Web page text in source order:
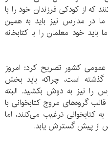
که از کودکی فرزندان خود را با
در مدارس نیز باید به همین
خود معلمان را با کتابخانه
عمومی کشور تصریح کرد: امروز
گذشته است، چراکه باید بخش
را نیز به دوش بکشید. البته
گروه‌های مروج کتابخوانی با
کتابخوانی ترغیب می‌کنند، اما
از پیش گسترش یابد.